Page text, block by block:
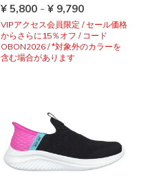
¥ 5,800 - ¥ 9,790
VIPアクセス会員限定 / セール価格
からさらに15％オフ / コード
OBON2026 / *対象外のカラーを
含む場合があります